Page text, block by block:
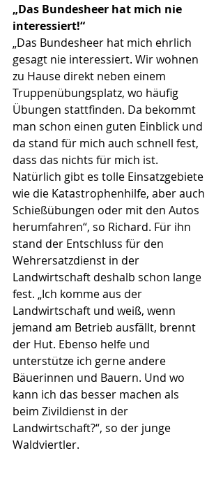
„Das Bundesheer hat mich nie
interessiert!“
„Das Bundesheer hat mich ehrlich
gesagt nie interessiert. Wir wohnen
zu Hause direkt neben einem
Truppenübungsplatz, wo häufig
Übungen stattfinden. Da bekommt
man schon einen guten Einblick und
da stand für mich auch schnell fest,
dass das nichts für mich ist.
Natürlich gibt es tolle Einsatzgebiete
wie die Katastrophenhilfe, aber auch
Schießübungen oder mit den Autos
herumfahren“, so Richard. Für ihn
stand der Entschluss für den
Wehrersatzdienst in der
Landwirtschaft deshalb schon lange
fest. „Ich komme aus der
Landwirtschaft und weiß, wenn
jemand am Betrieb ausfällt, brennt
der Hut. Ebenso helfe und
unterstütze ich gerne andere
Bäuerinnen und Bauern. Und wo
kann ich das besser machen als
beim Zivildienst in der
Landwirtschaft?“, so der junge
Waldviertler.